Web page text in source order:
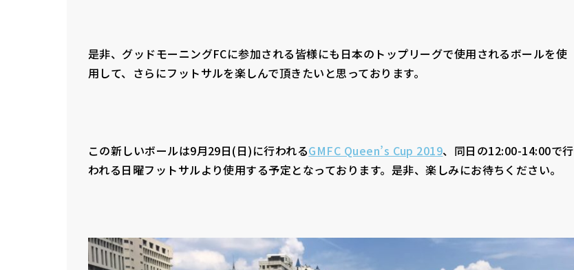
是非、グッドモーニングFCに参加される皆様にも日本のトップリーグで使用されるボールを使
用して、さらにフットサルを楽しんで頂きたいと思っております。
この新しいボールは9月29日(日)に行われるGMFC Queen’s Cup 2019、同日の12:00-14:00で行
われる日曜フットサルより使用する予定となっております。是非、楽しみにお待ちください。